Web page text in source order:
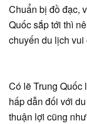
Chuẩn bị đồ đạc,
Quốc sắp tới thì
chuyến du lịch
Có lẽ Trung Quốc
hấp dẫn đối với
thuận lợi cũng